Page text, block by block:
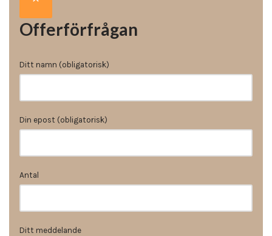
Offerförfrågan
Ditt namn (obligatorisk)
Din epost (obligatorisk)
Antal
Ditt meddelande